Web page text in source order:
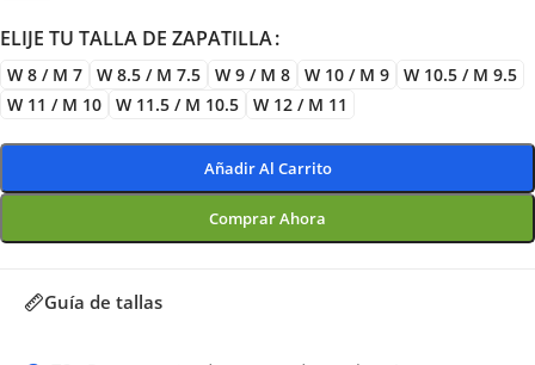
ELIJE TU TALLA DE ZAPATILLA
W 8 / M 7 W 8.5 / M 7.5 W 9 / M 8 W 10 / M 9
W 10.5 / M 9.5
W 11 / M 10
W 11.5 / M 10.5 W 12 / M 11
Añadir Al Carrito
Comprar Ahora
Guía de tallas